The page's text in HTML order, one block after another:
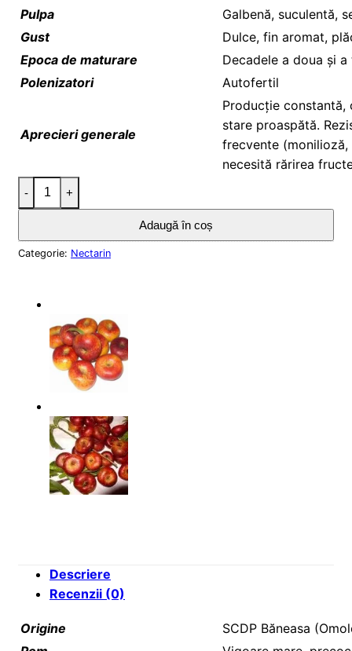
Pulpa
Galbenă, suculentă,
Gust
Dulce, fin aromat,
Epoca de maturare
Decadele a doua și
Polenizatori
Autofertil
Aprecieri generale
Producție constantă,
stare proaspătă.
frecvente
necesită rărirea
Cantitate Nectarin Cora
Adaugă în coș
Categorie: Nectarin
Descriere
Recenzii (0)
Origine
SCDP Băneasa